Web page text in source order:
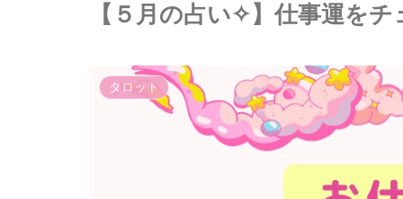
【５月の占い✧】仕事運を
タロット